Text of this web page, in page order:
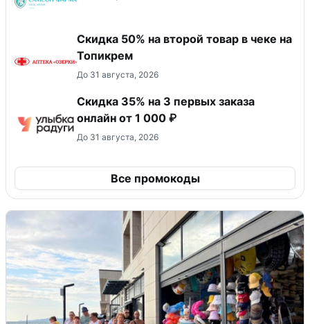
Скидка 50% на второй товар в чеке на
Топикрем
До 31 августа, 2026
Скидка 35% на 3 первых заказа
онлайн от 1 000 ₽
До 31 августа, 2026
Все промокоды